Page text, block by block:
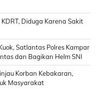
Diduga Karena Sakit
Satlantas Polres Kampar
dan Bagikan Helm SNI
Korban Kebakaran,
Masyarakat